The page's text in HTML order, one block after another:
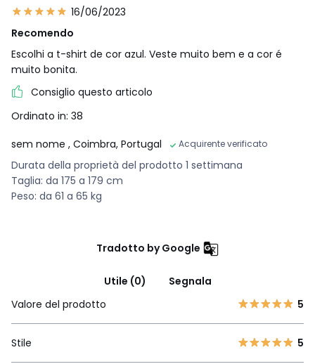
16/06/2023
Recomendo
Escolhi a t-shirt de cor azul. Veste muito bem e a cor é
muito bonita.
Consiglio questo articolo
Ordinato in: 38
sem nome , Coimbra, Portugal Acquirente verificato
Durata della proprietà del prodotto 1 settimana
Taglia: da 175 a 179 cm
Peso: da 61 a 65 kg
Tradotto by Google
Utile (0)
Segnala
Valore del prodotto
5
Stile 5